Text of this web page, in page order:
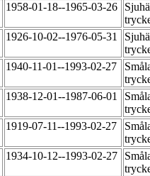
1958-01-18--1965-03-26
1926-10-02--1976-05-31
1940-11-01--1993-02-27
1938-12-01--1987-06-01
1919-07-11--1993-02-27
1934-10-12--1993-02-27